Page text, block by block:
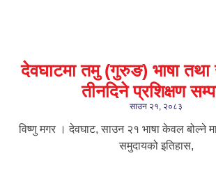
देवघाटमा तमु (गुरुङ) भाषा तथा
तीनदिने प्रशिक्षण
साउन २१, २०८३
विष्णु मगर । देवघाट, साउन २१ भाषा केवल बोल्ने
समुदायको इतिहास,